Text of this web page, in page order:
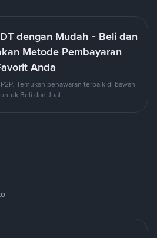
dengan Mudah - Beli dan
Metode Pembayaran
Anda
Temukan penawaran terbaik di bawah
Beli dan Jual